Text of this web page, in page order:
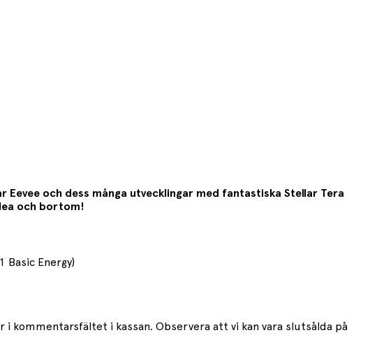
och dess många utvecklingar med fantastiska Stellar Tera
och bortom!
Basic Energy)
i kommentarsfältet i kassan. Observera att vi kan vara slutsålda på